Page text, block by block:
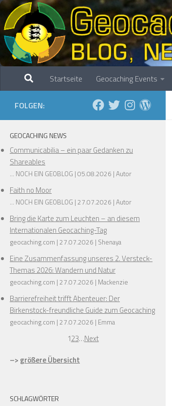
❅
❅
❅
Zum Inhalt springen
Startseite Geocaching Events
FOLGEN:
GEOCACHING NEWS
Communicabilia – ein paar Gedanken zu
Shareables
... NOCH EIN GEOBLOG 05.08.2026 Autor
Faith no Moor
... NOCH EIN GEOBLOG 27.07.2026 Autor
Bring die Karte zum Leuchten – an diesem
Internationalen Geocaching-Tag
geocaching.com 27.07.2026 Shenaya
Eine Zusammenfassung unseres 2. Versteck-
Themas 2026: Wandern und Natur
geocaching.com 27.07.2026 Mackenzie
Barrierefreiheit trifft Abenteuer: Der
Birkenstock-freundliche Guide zum Geocaching
geocaching.com 27.07.2026 Emma
123…Next
–> größere Übersicht
SCHLAGWÖRTER